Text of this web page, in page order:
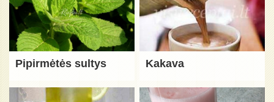
Pipirmėtės sultys Kakava